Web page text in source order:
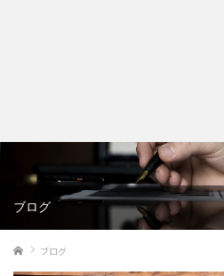
ブログ
ホーム ブログ